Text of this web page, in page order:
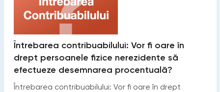
Întrebarea contribuabilului: Vor fi oare în
drept persoanele fizice nerezidente să
efectueze desemnarea procentuală?
Întrebarea contribuabilului: Vor fi oare în drept